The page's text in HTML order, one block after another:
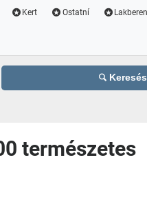
Kert Ostatní
Keresés
természetes